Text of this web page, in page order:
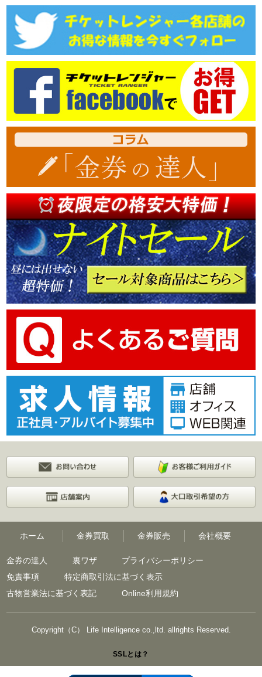
ホーム 金券買取 金券販売 会社概要
金券の達人 裏ワザ
プライバシーポリシー
免責事項
特定商取引法に基づく表示
古物営業法に基づく表記
Online利用規約
Copyright（C） Life Intelligence co.,ltd. allrights Reserved.
SSLとは？